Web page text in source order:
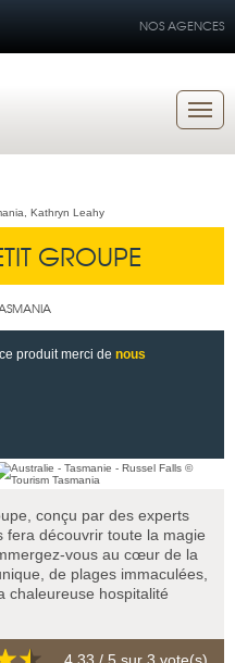
NOS AGENCES
GROUPE
produit merci de nous
conçu par des experts
fera découvrir toute la magie
vous au cœur de la
de plages immaculées,
chaleureuse hospitalité